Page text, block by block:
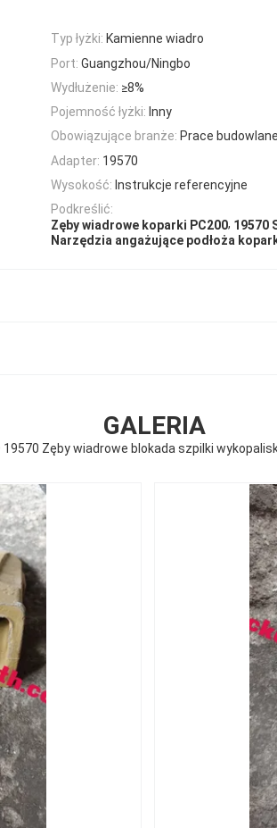
Typ łyżki: Kamienne wiadro
Port: Guangzhou/Ningbo
Wydłużenie: ≥8%
Pojemność łyżki: Inny
Obowiązujące branże: Prace budowlane
Adapter: 19570
Wysokość: Instrukcje referencyjne
Podkreślić:
Zęby wiadrowe koparki PC200, 19570
Narzędzia angażujące podłoża
GALERIA
Zęby wiadrowe blokada szpilki